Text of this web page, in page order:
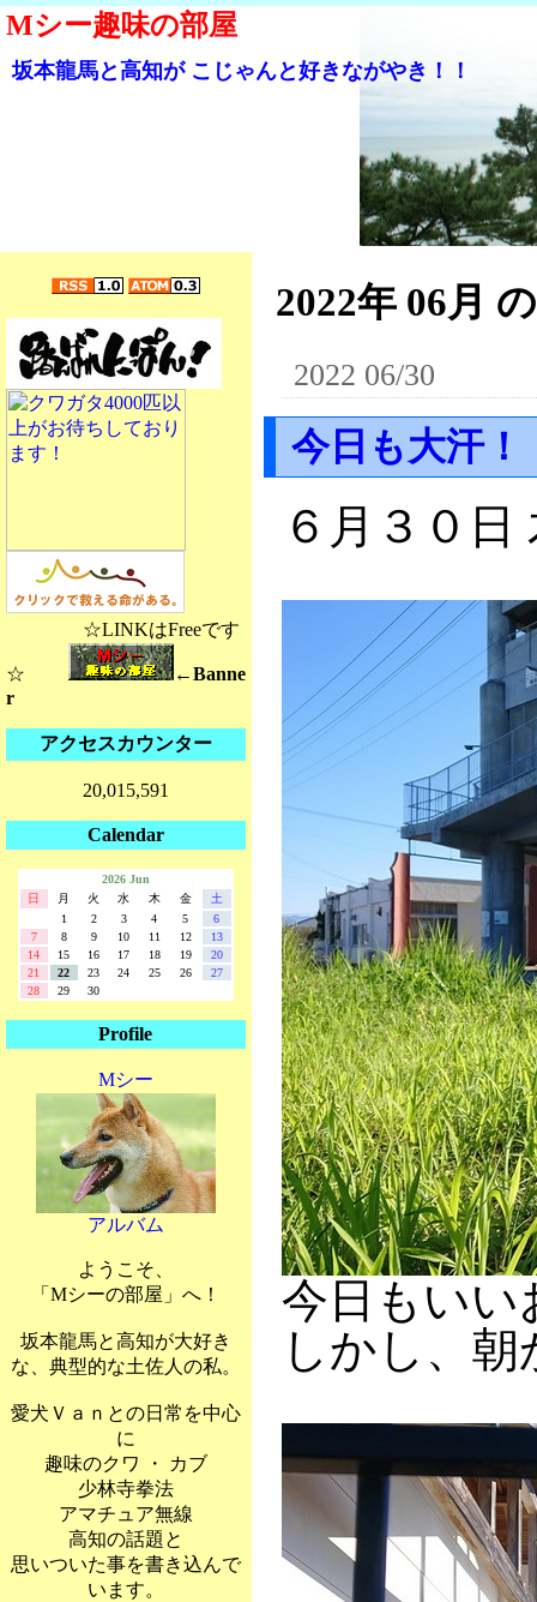
Mシー趣味の部屋
坂本龍馬と高知が こじゃんと好きながやき！！
☆LINKはFreeです
☆
←Banne
r
アクセスカウンター
20,015,591
Calendar
2026 Jun
日
月 火 水 木 金
土
1
2 3 4 5
6
7
8 9 10 11 12
13
14
15 16 17 18 19
20
21
22 23 24 25 26
27
28
29 30
Profile
Mシー
アルバム
ようこそ、
「Mシーの部屋」へ！
坂本龍馬と高知が大好き
な、典型的な土佐人の私。
愛犬Ｖａｎとの日常を中心
に
趣味のクワ ・ カブ
少林寺拳法
アマチュア無線
高知の話題と
思いついた事を書き込んで
います。
2022年 06月
2022 06/30
今日も大汗！
６月３０日
今日もいい
しかし、